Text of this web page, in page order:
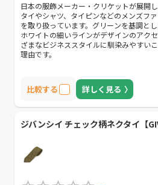
日本の服飾メーカー・クリケットが展開
タイやシャツ、タイピンなどのメンズフ
を取り扱っています。グリーンを基調と
ホワイトの細いラインがデザインのアク
ざまなビジネススタイルに馴染みやすい
理由です。
比較する 詳しく見る
ジバンシイ チェック柄ネクタイ【